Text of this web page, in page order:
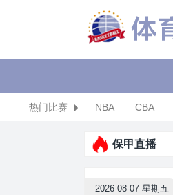
热门比赛 NBA CBA
保甲直播
2026-08-07 星期五